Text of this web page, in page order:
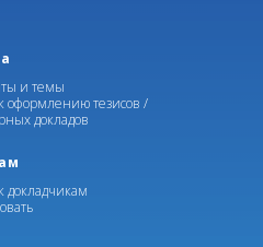
и темы
оформлению тезисов /
докладов
докладчикам